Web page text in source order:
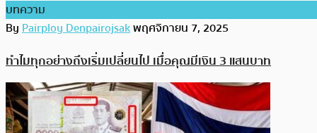
บทความ
ByPairploy Denpairojsakพฤศจิกายน 7, 2025
ทำไมทุกอย่างถึงเริ่มเปลี่ยนไป เมื่อคุณมีเงิน 3 แสนบาท